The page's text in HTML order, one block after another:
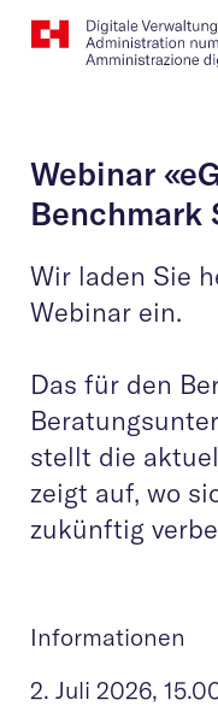
Website
Logo
Webinar
Benchmark
Wir laden Sie
Webinar ein.
Das für den
stellt die
zeigt auf, wo
zukünftig
Informationen
2. Juli 2026,